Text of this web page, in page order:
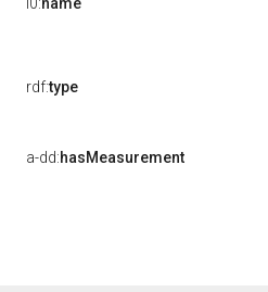
rdf:type
a-dd:hasMeasurement